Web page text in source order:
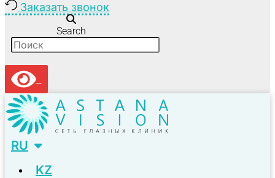
Заказать звонок
Search
RU
KZ